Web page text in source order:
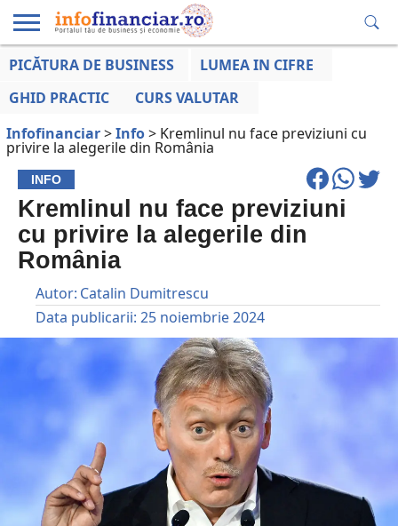
EDUCAȚIE
LA ZI
AFACERILOR
PICĂTURA DE BUSINESS
LUMEA IN CIFRE
GHID PRACTIC
CURS VALUTAR
Infofinanciar>Info> Kremlinul nu face previziuni cu
privire la alegerile din România
INFO
Kremlinul nu face previziuni
cu privire la alegerile din
România
Autor: Catalin Dumitrescu
Data publicarii: 25 noiembrie 2024